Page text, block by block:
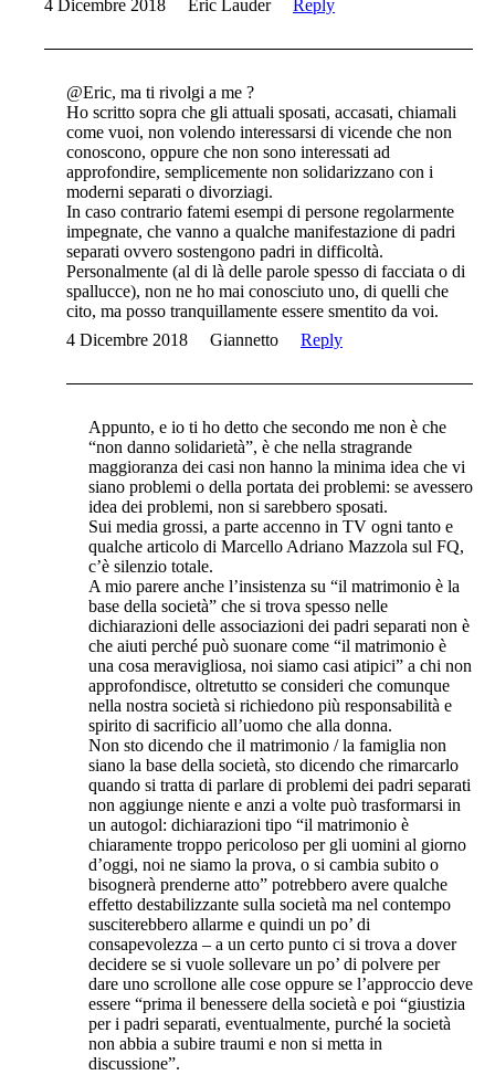
4 Dicembre 2018 Eric Lauder Reply
@Eric, ma ti rivolgi a me ?
Ho scritto sopra che gli attuali sposati, accasati, chiamali
come vuoi, non volendo interessarsi di vicende che non
conoscono, oppure che non sono interessati ad
approfondire, semplicemente non solidarizzano con i
moderni separati o divorziagi.
In caso contrario fatemi esempi di persone regolarmente
impegnate, che vanno a qualche manifestazione di padri
separati ovvero sostengono padri in difficoltà.
Personalmente (al di là delle parole spesso di facciata o di
spallucce), non ne ho mai conosciuto uno, di quelli che
cito, ma posso tranquillamente essere smentito da voi.
4 Dicembre 2018
Giannetto Reply
Appunto, e io ti ho detto che secondo me non è che
“non danno solidarietà”, è che nella stragrande
maggioranza dei casi non hanno la minima idea che vi
siano problemi o della portata dei problemi: se avessero
idea dei problemi, non si sarebbero sposati.
Sui media grossi, a parte accenno in TV ogni tanto e
qualche articolo di Marcello Adriano Mazzola sul FQ,
c’è silenzio totale.
A mio parere anche l’insistenza su “il matrimonio è la
base della società” che si trova spesso nelle
dichiarazioni delle associazioni dei padri separati non è
che aiuti perché può suonare come “il matrimonio è
una cosa meravigliosa, noi siamo casi atipici” a chi non
approfondisce, oltretutto se consideri che comunque
nella nostra società si richiedono più responsabilità e
spirito di sacrificio all’uomo che alla donna.
Non sto dicendo che il matrimonio / la famiglia non
siano la base della società, sto dicendo che rimarcarlo
quando si tratta di parlare di problemi dei padri separati
non aggiunge niente e anzi a volte può trasformarsi in
un autogol: dichiarazioni tipo “il matrimonio è
chiaramente troppo pericoloso per gli uomini al giorno
d’oggi, noi ne siamo la prova, o si cambia subito o
bisognerà prenderne atto” potrebbero avere qualche
effetto destabilizzante sulla società ma nel contempo
susciterebbero allarme e quindi un po’ di
consapevolezza – a un certo punto ci si trova a dover
decidere se si vuole sollevare un po’ di polvere per
dare uno scrollone alle cose oppure se l’approccio deve
essere “prima il benessere della società e poi “giustizia
per i padri separati, eventualmente, purché la società
non abbia a subire traumi e non si metta in
discussione”.